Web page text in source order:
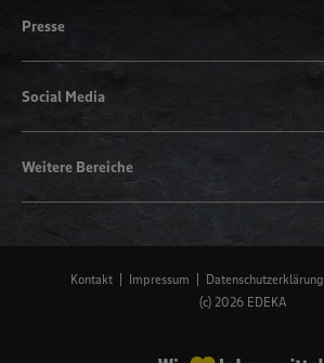
Presse
Social Media
Weitere Bereiche
Kontakt Impressum Datenschutzerklärung
(c) 2026 EDEKA